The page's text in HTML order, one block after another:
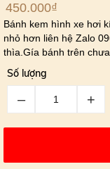
450.000₫
Bánh kem hình xe hơi
nhỏ hơn liên hệ Zalo
thìa.Gía bánh trên
Số lượng
– +